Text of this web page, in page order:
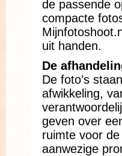
de passende
compacte
uit handen.
De
De foto’s
afwikkeling,
geven over
ruimte voor
aanwezige